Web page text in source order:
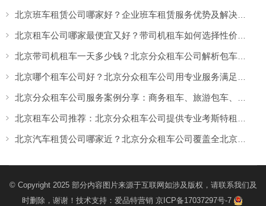
北京班车租赁公司哪家好？企业班车租赁服务优势及解决方案
北京租车公司哪家最便宜又好？带司机租车如何选择性价比高的服务
北京带司机租车一天多少钱？北京分众租车公司解析包车价格与服务优势
北京哪个租车公司好？北京分众租车公司用专业服务满足商务、旅游多场景出行需求
北京分众租车公司服务案例分享：商务租车、旅游包车、考斯特、中巴车及企业长期用车解决方案
北京租车公司推荐：北京分众租车公司提供专业考斯特租赁服务
北京汽车租赁公司哪家近？北京分众租车公司覆盖全北京，提供就近上门租车服务
© Copyright 2025 部分内容图片来源于互联网如涉及版权，请联系我们及
时删除，谢谢！技术支持： 爱品特营销 京ICP备17037297号-7